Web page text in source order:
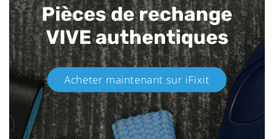
Pièces de rechange
VIVE authentiques​
Acheter maintenant sur iFixit​